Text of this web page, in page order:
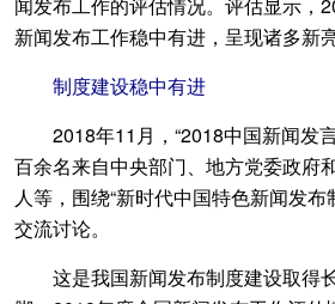
新闻发布工作稳中有进，呈现诸多新亮
制度建设稳中有进
2018年11月，“2018中国新闻发言
百余名来自中央部门、地方党委政府
人等，围绕“新时代中国特色新闻发
交流讨论。
这是我国新闻发布制度建设取得